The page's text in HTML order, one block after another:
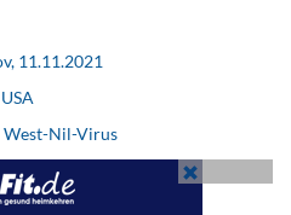
11.11.2021
USA
West-Nil-Virus